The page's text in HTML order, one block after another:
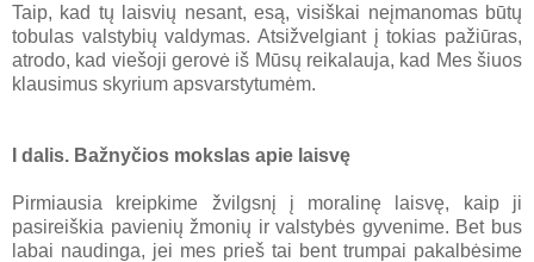
Taip, kad tų laisvių nesant, esą, visiškai neįmanomas būtų
tobulas valstybių valdymas. Atsižvelgiant į tokias pažiūras,
atrodo, kad viešoji gerovė iš Mūsų reikalauja, kad Mes šiuos
klausimus skyrium apsvarstytumėm.
I dalis. Bažnyčios mokslas apie laisvę
Pirmiausia kreipkime žvilgsnį į moralinę laisvę, kaip ji
pasireiškia pavienių žmonių ir valstybės gyvenime. Bet bus
labai naudinga, jei mes prieš tai bent trumpai pakalbėsime